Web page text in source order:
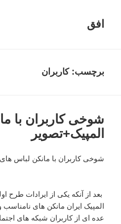
افق
برچسب:کاربران
شوخی کاربران با
المپیک+تصویر
شوخی کاربران با مانکن لباس های
بعد از آنکه یکی از ایرادات طرح
المپیک ایران مانکن های نامناسب
عده ای از کاربران شبکه های